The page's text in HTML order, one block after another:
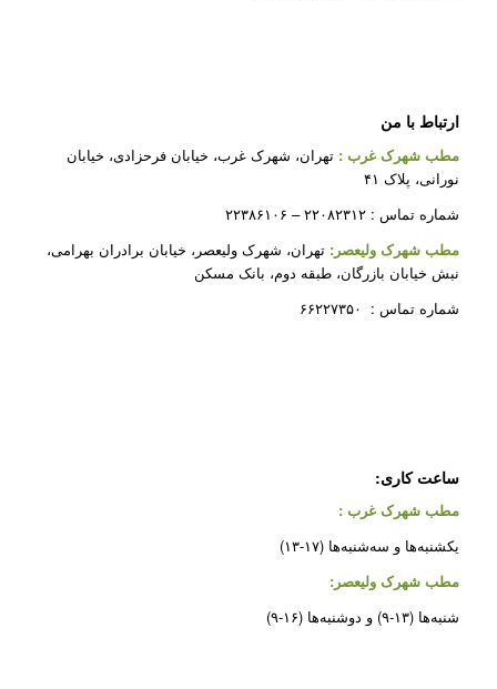
ارتباط با من
مطب شهرک غرب : تهران، شهرک غرب، خیابان فرحزادی، خیابان
نورانی، پلاک ۴۱
شماره تماس : ۲۲۰۸۲۳۱۲ – ۲۲۳۸۶۱۰۶
مطب شهرک ولیعصر: تهران، شهرک ولیعصر، خیابان برادران بهرامی،
نبش خیابان بازرگان، طبقه دوم، بانک مسکن
شماره تماس : ۶۶۲۲۷۳۵۰
ساعت کاری:
مطب شهرک غرب :
یکشنبه‌ها و سه‌شنبه‌ها (۱۷-۱۳)
مطب شهرک ولیعصر:
شنبه‌ها (۱۳-۹) و دوشنبه‌ها (۱۶-۹)